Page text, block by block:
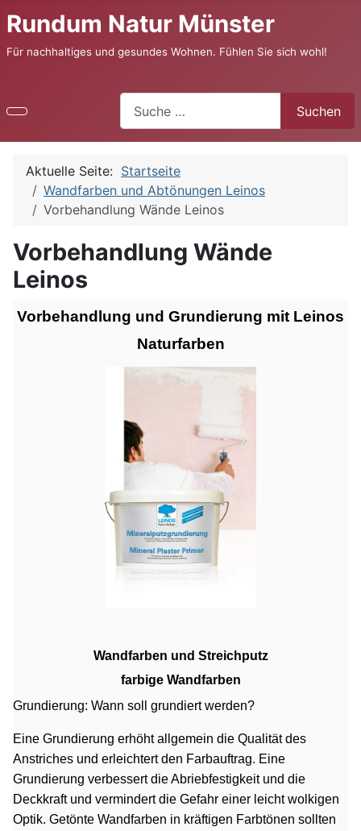
Rundum Natur Münster
Für nachhaltiges und gesundes Wohnen. Fühlen Sie sich wohl!
Suchen
Aktuelle Seite: Startseite
Wandfarben und Abtönungen Leinos
Vorbehandlung Wände Leinos
Vorbehandlung Wände
Leinos
Vorbehandlung und Grundierung mit Leinos
Naturfarben
Wandfarben und Streichputz
farbige Wandfarben
Grundierung: Wann soll grundiert werden?
Eine Grundierung erhöht allgemein die Qualität des
Anstriches und erleichtert den Farbauftrag. Eine
Grundierung verbessert die Abriebfestigkeit und die
Deckkraft und vermindert die Gefahr einer leicht wolkigen
Optik. Getönte Wandfarben in kräftigen Farbtönen sollten